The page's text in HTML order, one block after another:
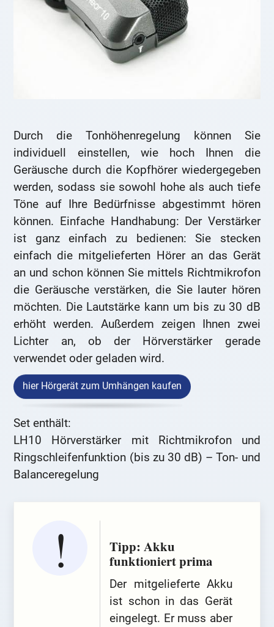
Durch die Tonhöhenregelung können Sie
individuell einstellen, wie hoch Ihnen die
Geräusche durch die Kopfhörer wiedergegeben
werden, sodass sie sowohl hohe als auch tiefe
Töne auf Ihre Bedürfnisse abgestimmt hören
können. Einfache Handhabung: Der Verstärker
ist ganz einfach zu bedienen: Sie stecken
einfach die mitgelieferten Hörer an das Gerät
an und schon können Sie mittels Richtmikrofon
die Geräusche verstärken, die Sie lauter hören
möchten. Die Lautstärke kann um bis zu 30 dB
erhöht werden. Außerdem zeigen Ihnen zwei
Lichter an, ob der Hörverstärker gerade
verwendet oder geladen wird.
hier Hörgerät zum Umhängen kaufen
Set enthält:
LH10 Hörverstärker mit Richtmikrofon und
Ringschleifenfunktion (bis zu 30 dB) – Ton- und
Balanceregelung
Tipp: Akku
funktioniert prima
Der mitgelieferte Akku
ist schon in das Gerät
eingelegt. Er muss aber